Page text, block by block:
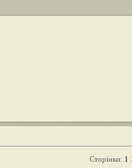
Сторінки: 1